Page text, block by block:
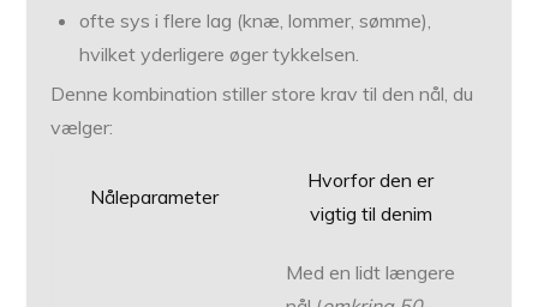
ofte sys i flere lag (knæ, lommer, sømme),
hvilket yderligere øger tykkelsen.
Denne kombination stiller store krav til den nål, du
vælger:
Nåleparameter
Hvorfor den er
vigtig til denim
Med en lidt længere